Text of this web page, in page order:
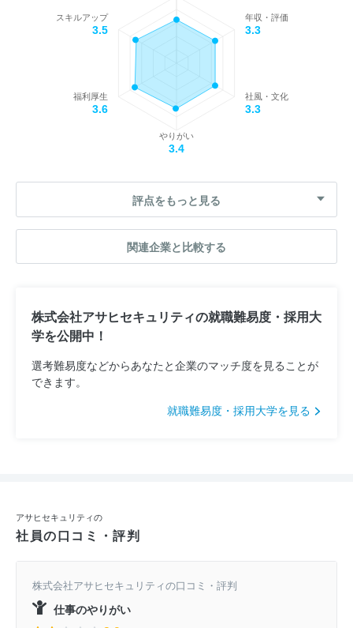
年収・評価
3.3
社風・文化
3.3
やりがい
3.4
福利厚生
3.6
スキルアップ
3.5
評点をもっと見る
関連企業と比較する
株式会社アサヒセキュリティの就職難易度・採用大
学を公開中！
選考難易度などからあなたと企業のマッチ度を見ることが
できます。
就職難易度・採用大学を見る
アサヒセキュリティの
社員の口コミ・評判
株式会社アサヒセキュリティの口コミ・評判
仕事のやりがい